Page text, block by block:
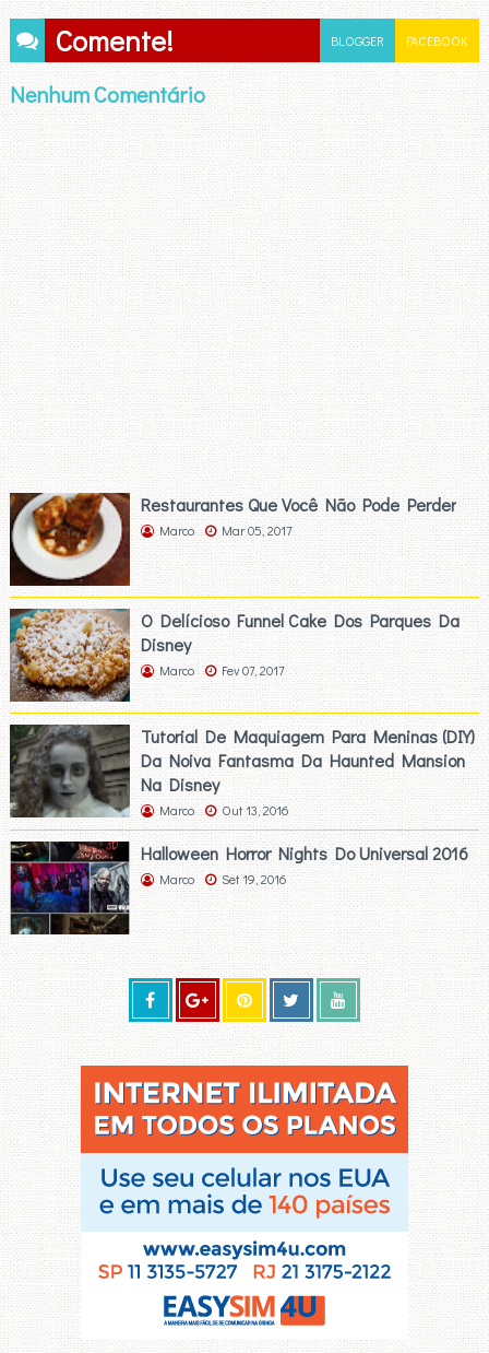
Comente! BLOGGER FACEBOOK
Nenhum Comentário
Restaurantes Que Você Não Pode Perder
Marco Mar 05, 2017
O Delícioso Funnel Cake Dos Parques Da
Disney
Marco Fev 07, 2017
Tutorial De Maquiagem Para Meninas (DIY)
Da Noiva Fantasma Da Haunted Mansion
Na Disney
Marco Out 13, 2016
Halloween Horror Nights Do Universal 2016
Marco Set 19, 2016